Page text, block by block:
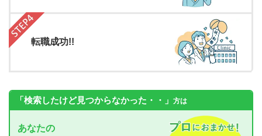
転職成功!!
「検索したけど見つからなかった・・」 方は
あなたの